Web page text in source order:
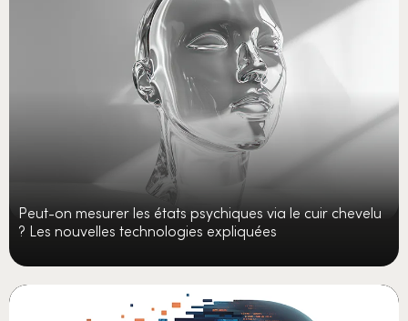
Peut-on mesurer les états psychiques via le cuir chevelu
? Les nouvelles technologies expliquées